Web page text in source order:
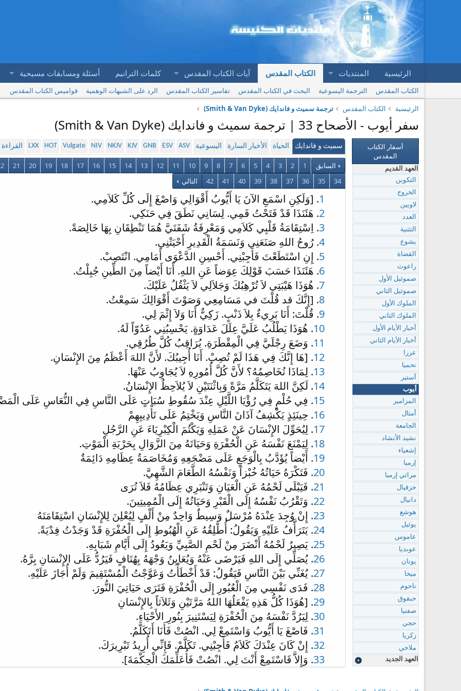
الرئيسية المنتديات الكتاب المقدس آيات الكتاب المقدس كلمات الترانيم أسئلة ومسابقات مسيحية
الكتاب المقدس الترجمة اليسوعية البحث في الكتاب المقدس تفاسير الكتاب المقدس الرد على الشبهات الوهمية
قواميس الكتاب المقدس
الرئيسية
الكتاب المقدس ترجمة سميث و فاندايك (Smith & Van Dyke)
سفر أيوب - الأصحاح 33 | ترجمة سميث و فاندايك (Smith & Van Dyke)
سميث و فاندايك الحياة الأخبار السارة اليسوعية ASV
ESV
GNB
KJV
NKJV
NIV
Vulgate
HOT
LXX
السابق 1
2
3
4
5
6
7
8
9
10
11
12
13
14
15
16
17
18
19
20
21
34
35
36
37
38
39
40
41
42 التالي
1. [وَلَكِنِ اسْمَعِ الآنَ يَا أَيُّوبُ أَقْوَالِي وَاصْغَ إِلَى كُلِّ كَلاَمِي.
2. هَئَنَذَا قَدْ فَتَحْتُ فَمِي. لِسَانِي نَطَقَ فِي حَنَكِي.
3. اِسْتِقَامَةُ قَلْبِي كَلاَمِي وَمَعْرِفَةُ شَفَتَيَّ هُمَا تَنْطِقَانِ بِهَا خَالِصَةً.
4. رُوحُ اللهِ صَنَعَنِي وَنَسَمَةُ الْقَدِيرِ أَحْيَتْنِي.
5. إِنِ اسْتَطَعْتَ فَأَجِبْنِي. أَحْسِنِ الدَّعْوَى أَمَامِي. انْتَصِبْ.
6. هَئَنَذَا حَسَبَ قَوْلِكَ عِوَضاً عَنِ اللهِ. أَنَا أَيْضاً مِنَ الطِّينِ جُبِلْتُ.
7. هُوَذَا هَيْبَتِي لاَ تُرْهِبُكَ وَجَلاَلِي لاَ يَثْقُلُ عَلَيْكَ.
8. [إِنَّكَ قد قُلْتَ في مَسَامِعِي وَصَوْتَ أَقْوَالِكَ سَمِعْتُ.
9. قُلْتَ: أَنَا بَرِيءٌ بِلاَ ذَنْبٍ. زَكِيٌّ أَنَا وَلاَ إِثْمَ لِي.
10. هُوَذَا يَطْلُبُ عَلَيَّ عِلَلَ عَدَاوَةٍ. يَحْسِبُنِي عَدُوّاً لَهُ.
11. وَضَعَ رِجْلَيَّ فِي الْمِقْطَرَةِ. يُرَاقِبُ كُلَّ طُرُقِي.
12. [هَا إِنَّكَ فِي هَذَا لَمْ تُصِبْ. أَنَا أُجِيبُكَ. لأَنَّ اللهَ أَعْظَمُ مِنَ الإِنْسَانِ.
13. لِمَاذَا تُخَاصِمُهُ؟ لأَنَّ كُلَّ أُمُورِهِ لاَ يُجَاوِبُ عَنْهَا.
14. لَكِنَّ اللهَ يَتَكَلَّمُ مَرَّةً وَبِاثْنَتَيْنِ لاَ يُلاَحِظُ الإِنْسَانُ.
15. فِي حُلْمٍ فِي رُؤْيَا اللَّيْلِ عِنْدَ سُقُوطِ سُبَاتٍ عَلَى النَّاسِ فِي النُّعَاسِ عَلَى
16. حِينَئِذٍ يَكْشِفُ آذَانَ النَّاسِ وَيَخْتِمُ عَلَى تَأْدِيبِهِمْ
17. لِيُحَوِّلَ الإِنْسَانَ عَنْ عَمَلِهِ وَيَكْتُمَ الْكِبْرِيَاءَ عَنِ الرَّجُلِ
18. لِيَمْنَعَ نَفْسَهُ عَنِ الْحُفْرَةِ وَحَيَاتَهُ مِنَ الزَّوَالِ بِحَرْبَةِ الْمَوْتِ.
19. أَيْضاً يُؤَدَّبُ بِالْوَجَعِ عَلَى مَضْجَعِهِ وَمُخَاصَمَةُ عِظَامِهِ دَائِمَةٌ
20. فَتَكْرَهُ حَيَاتُهُ خُبْزاً وَنَفْسُهُ الطَّعَامَ الشَّهِيَّ.
21. فَيَبْلَى لَحْمُهُ عَنِ الْعَيَانِ وَتَنْبَرِي عِظَامُهُ فَلاَ تُرَى
22. وَتَقْرُبُ نَفْسُهُ إِلَى الْقَبْرِ وَحَيَاتُهُ إِلَى الْمُمِيتِينَ.
23. إِنْ وُجِدَ عِنْدَهُ مُرْسَلٌ وَسِيطٌ وَاحِدٌ مِنْ أَلْفٍ لِيُعْلِنَ لِلإِنْسَانِ اسْتِقَامَتَهُ
24. يَتَرَأَّفُ عَلَيْهِ وَيَقُولُ: أُطْلِقُهُ عَنِ الْهُبُوطِ إِلَى الْحُفْرَةِ قَدْ وَجَدْتُ فِدْيَةً.
25. يَصِيرُ لَحْمُهُ أَنْضَرَ مِنْ لَحْمِ الصَّبِيِّ وَيَعُودُ إِلَى أَيَّامِ شَبَابِهِ.
26. يُصَلِّي إِلَى اللهِ فَيَرْضَى عَنْهُ وَيُعَايِنُ وَجْهَهُ بِهُتَافٍ فَيَرُدُّ عَلَى الإِنْسَانِ بِرَّهُ.
27. يُغَنِّي بَيْنَ النَّاسِ فَيَقُولُ: قَدْ أَخْطَأْتُ وَعَوَّجْتُ الْمُسْتَقِيمَ وَلَمْ أُجَازَ عَلَيْهِ.
28. فَدَى نَفْسِي مِنَ الْعُبُورِ إِلَى الْحُفْرَةِ فَتَرَى حَيَاتِيَ النُّورَ.
29. [هُوَذَا كُلُّ هَذِهِ يَفْعَلُهَا اللهُ مَرَّتَيْنِ وَثَلاَثاً بِالإِنْسَانِ
30. لِيَرُدَّ نَفْسَهُ مِنَ الْحُفْرَةِ لِيَسْتَنِيرَ بِنُورِ الأَحْيَاءِ.
31. فَاصْغَ يَا أَيُّوبُ وَاسْتَمِعْ لِي. انْصُتْ فَأَنَا أَتَكَلَّمُ.
32. إِنْ كَانَ عِنْدَكَ كَلاَمٌ فَأَجِبْنِي. تَكَلَّمْ. فَإِنِّي أُرِيدُ تَبْرِيرَكَ.
33. وَإِلاَّ فَاسْتَمِعْ أَنْتَ لِي. انْصُتْ فَأُعَلِّمَكَ الْحِكْمَةَ].
أسفار الكتاب
المقدس
العهد القديم
التكوين
الخروج
لاويين
العدد
التثنية
يشوع
القضاة
راعوث
صموئيل الأول
صموئيل الثاني
الملوك الأول
الملوك الثاني
أخبار الأيام الأول
أخبار الأيام الثاني
عزرا
نحميا
أستير
أيوب
المزامير
أمثال
الجامعة
نشيد الأنشاد
إشعياء
إرميا
مراثي إرميا
حزقيال
دانيال
هوشع
يوئيل
عاموس
عوبديا
يونان
ميخا
ناحوم
حبقوق
صفنيا
حجي
زكريا
ملاخي
العهد الجديد